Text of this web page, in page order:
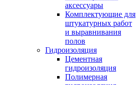
аксессуары
Комплектующие для
штукатурных работ
и выравнивания
полов
Гидроизоляция
Цементная
гидроизоляция
Полимерная